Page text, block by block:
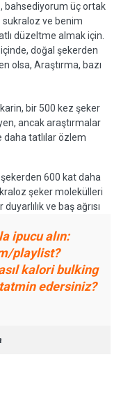
bahsediyorum üç ortak
sukraloz ve benim
düzeltme almak için.
doğal şekerden
olsa, Araştırma, bazı
bir 500 kez şeker
ancak araştırmalar
daha tatlılar özlem
600 kat daha
şeker molekülleri
ve baş ağrısı
ipucu alın:
playlist?
kalori bulking
edersiniz?